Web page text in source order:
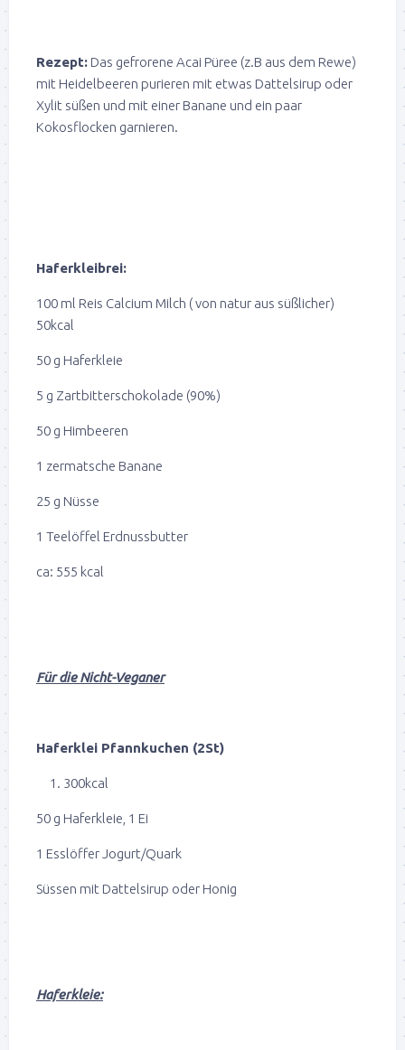
Rezept: Das gefrorene Acai Püree (z.B aus dem Rewe)
mit Heidelbeeren purieren mit etwas Dattelsirup oder
Xylit süßen und mit einer Banane und ein paar
Kokosflocken garnieren.
Haferkleibrei:
100 ml Reis Calcium Milch ( von natur aus süßlicher)
50kcal
50 g Haferkleie
5 g Zartbitterschokolade (90%)
50 g Himbeeren
1 zermatsche Banane
25 g Nüsse
1 Teelöffel Erdnussbutter
ca: 555 kcal
Für die Nicht-Veganer
Haferklei Pfannkuchen (2St)
300kcal
50 g Haferkleie, 1 Ei
1 Esslöffer Jogurt/Quark
Süssen mit Dattelsirup oder Honig
Haferkleie: